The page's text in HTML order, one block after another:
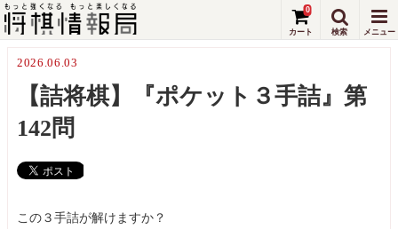
0
2026.06.03
【詰将棋】『ポケット３手詰』第
142問
この３手詰が解けますか？